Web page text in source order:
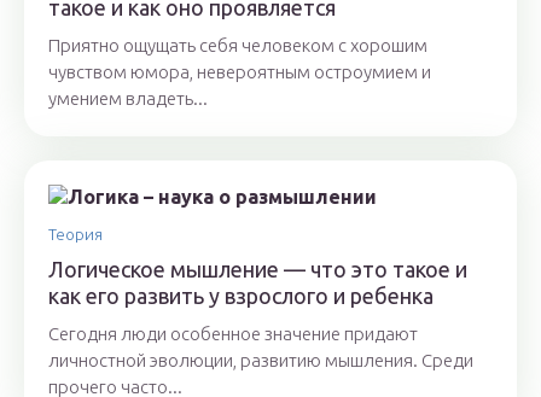
такое и как оно проявляется
Приятно ощущать себя человеком с хорошим
чувством юмора, невероятным остроумием и
умением владеть...
Теория
Логическое мышление — что это такое и
как его развить у взрослого и ребенка
Сегодня люди особенное значение придают
личностной эволюции, развитию мышления. Среди
прочего часто...